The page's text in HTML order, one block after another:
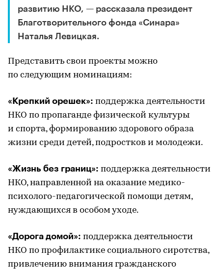
развитию НКО, — рассказала президент
Благотворительного фонда «Синара»
Наталья Левицкая.
Представить свои проекты можно
по следующим номинациям:
«Крепкий орешек»: поддержка деятельности
НКО по пропаганде физической культуры
и спорта, формированию здорового образа
жизни среди детей, подростков и молодежи.
«Жизнь без границ»: поддержка деятельности
НКО, направленной на оказание медико-
психолого-педагогической помощи детям,
нуждающихся в особом уходе.
«Дорога домой»: поддержка деятельности
НКО по профилактике социального сиротства,
привлечению внимания гражданского